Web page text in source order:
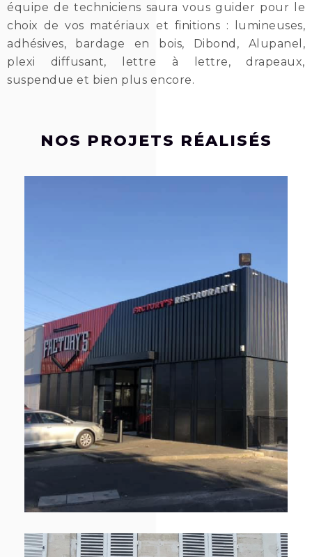
équipe de techniciens saura vous guider pour le
choix de vos matériaux et finitions : lumineuses,
adhésives, bardage en bois, Dibond, Alupanel,
plexi diffusant, lettre à lettre, drapeaux,
suspendue et bien plus encore.
NOS PROJETS RÉALISÉS